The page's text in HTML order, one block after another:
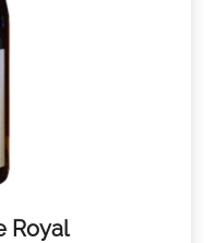
Royal